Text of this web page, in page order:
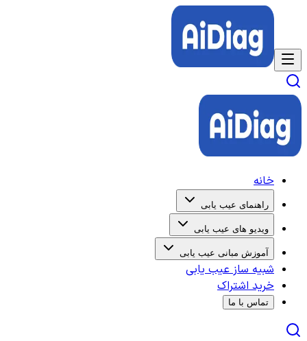
خانه
راهنمای عیب یابی
ویدیو های عیب یابی
آموزش مبانی عیب یابی
شبیه ساز عیب یابی
خرید اشتراک
تماس با ما